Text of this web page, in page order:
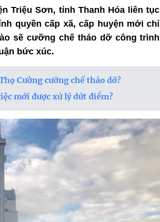
Triệu Sơn, tỉnh Thanh Hóa liên tục
quyền cấp xã, cấp huyện mới chỉ
sẽ cưỡng chế tháo dỡ công trình
bức xúc.
Cường cưỡng chế tháo dỡ?
mới được xử lý dứt điểm?